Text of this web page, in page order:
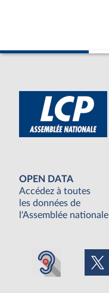
OPEN DATA
Accédez à toutes
les données de
l'Assemblée nationale